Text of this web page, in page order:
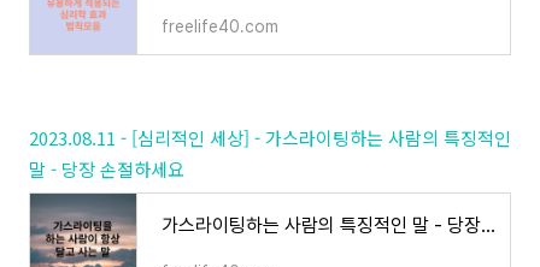
freelife40.com
2023.08.11 - [심리적인 세상] - 가스라이팅하는 사람의 특징적인
말 - 당장 손절하세요
가스라이팅하는 사람의 특징적인 말 - 당장 손절하세요